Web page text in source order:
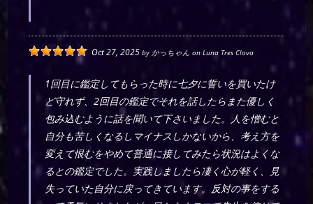
Oct 27, 2025 by かっちゃん onLuna Tres Clova
1回目に鑑定してもらった時に七夕に誓いを買いたけ
ど守れず、2回目の鑑定でそれを話したらまた優しく
包み込むように話を聞いて下さいました。人を憎むと
自分も苦しくなるしマイナスしかないから、考え方を
変えて恨むをやめて普通に接してみたら状況はよくな
るとの鑑定でした。実践しましたら凄く心が軽く、見
失っていた自分に戻ってきています。反対の事をする